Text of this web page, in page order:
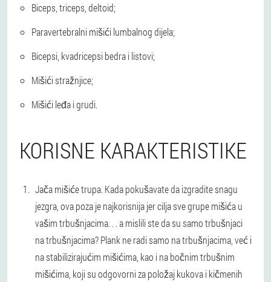
Biceps, triceps, deltoid;
Paravertebralni mišići lumbalnog dijela;
Bicepsi, kvadricepsi bedra i listovi;
Mišići stražnjice;
Mišići leđa i grudi.
KORISNE KARAKTERISTIKE
Jača mišiće trupa. Kada pokušavate da izgradite snagu
jezgra, ova poza je najkorisnija jer cilja sve grupe mišića u
vašim trbušnjacima. . . a mislili ste da su samo trbušnjaci
na trbušnjacima? Plank ne radi samo na trbušnjacima, već i
na stabilizirajućim mišićima, kao i na bočnim trbušnim
mišićima, koji su odgovorni za položaj kukova i kičmenih